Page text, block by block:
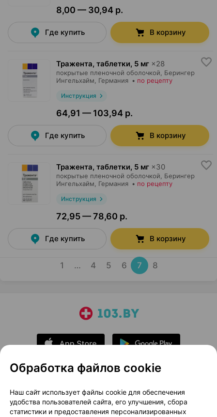
8,00 — 30,94 р.
Где купить В корзину
Тражента, таблетки, 5 мг ×28
покрытые пленочной оболочкой,
Берингер
Ингельхайм , Германия • по рецепту
Инструкция
64,91 — 103,94 р.
Где купить В корзину
Тражента, таблетки, 5 мг ×30
покрытые пленочной оболочкой,
Берингер
Ингельхайм , Германия • по рецепту
Инструкция
72,95 — 78,60 р.
Где купить В корзину
1 … 4 5 6 7 8
О проекте
Новости проекта
Размещение рекламы
Медицинский маркетинг
Обработка файлов cookie
Наш сайт использует файлы cookie для обеспечения
удобства пользователей сайта, его улучшения, сбора
статистики и предоставления персонализированных